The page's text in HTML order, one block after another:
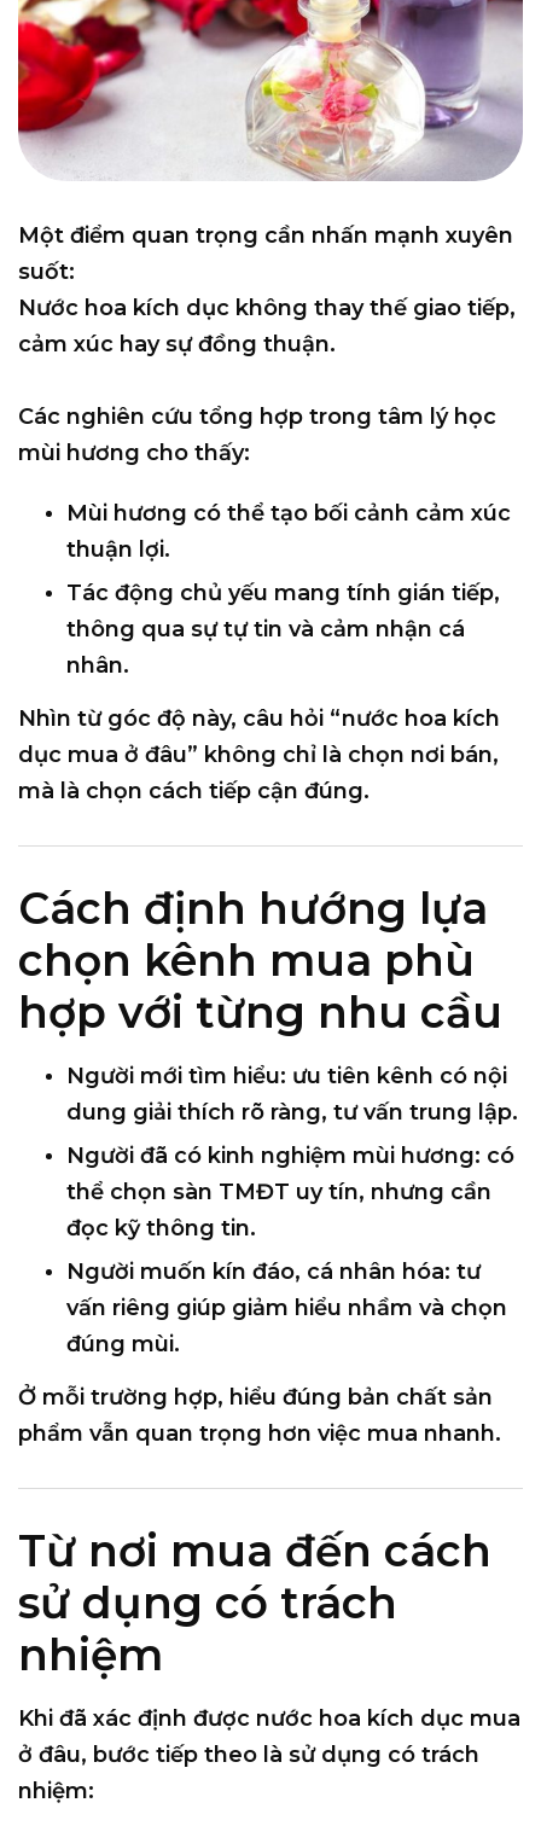
Một điểm quan trọng cần nhấn mạnh xuyên
suốt:
Nước hoa kích dục không thay thế giao tiếp,
cảm xúc hay sự đồng thuận.
Các nghiên cứu tổng hợp trong tâm lý học
mùi hương cho thấy:
Mùi hương có thể tạo bối cảnh cảm xúc
thuận lợi.
Tác động chủ yếu mang tính gián tiếp,
thông qua sự tự tin và cảm nhận cá
nhân.
Nhìn từ góc độ này, câu hỏi “nước hoa kích
dục mua ở đâu” không chỉ là chọn nơi bán,
mà là chọn cách tiếp cận đúng.
Cách định hướng lựa
chọn kênh mua phù
hợp với từng nhu cầu
Người mới tìm hiểu: ưu tiên kênh có nội
dung giải thích rõ ràng, tư vấn trung lập.
Người đã có kinh nghiệm mùi hương: có
thể chọn sàn TMĐT uy tín, nhưng cần
đọc kỹ thông tin.
Người muốn kín đáo, cá nhân hóa: tư
vấn riêng giúp giảm hiểu nhầm và chọn
đúng mùi.
Ở mỗi trường hợp, hiểu đúng bản chất sản
phẩm vẫn quan trọng hơn việc mua nhanh.
Từ nơi mua đến cách
sử dụng có trách
nhiệm
Khi đã xác định được nước hoa kích dục mua
ở đâu, bước tiếp theo là sử dụng có trách
nhiệm: